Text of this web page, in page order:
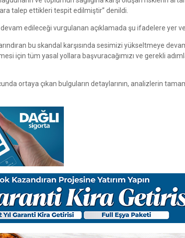
talep ettikleri tespit edilmiştir” denildi.
edileceği vurgulanan açıklamada şu ifadelere yer
bu skandal karşısında sesimizi yükseltmeye
için tüm yasal yollara başvuracağımızı ve gerekli
ortaya çıkan bulguların detaylarının, analizlerin